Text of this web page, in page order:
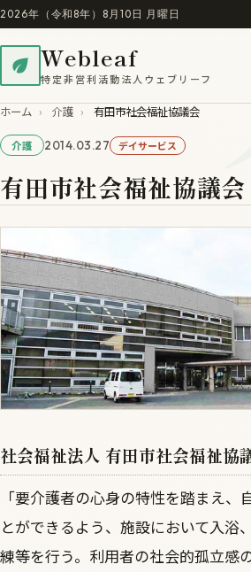
2026年（令和8年）8月10日 月曜日
Webleaf
特定非営利活動法人ウェブリーフ
ホーム › 介護 › 有田市社会福祉協議会
介護 2014.03.27 デイサービス
有田市社会福祉協議会
社会福祉法人 有田市社会福祉協
「要介護者の心身の特性を踏まえ、
とができるよう、施設において入浴
練等を行う。利用者の社会的孤立感